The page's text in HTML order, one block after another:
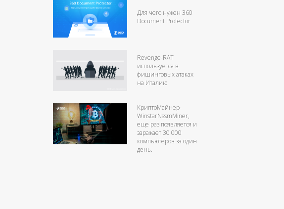
Для чего нужен 360
Document Protector
Revenge-RAT
используется в
фишинговых атаках
на Италию
КриптоМайнер-
WinstarNssmMiner,
еще раз появляется и
заражает 30 000
компьютеров за один
день.